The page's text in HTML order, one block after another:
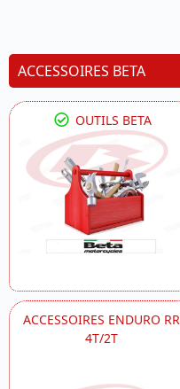
ACCESSOIRES BETA
OUTILS BETA
ACCESSOIRES ENDURO RR
4T/2T